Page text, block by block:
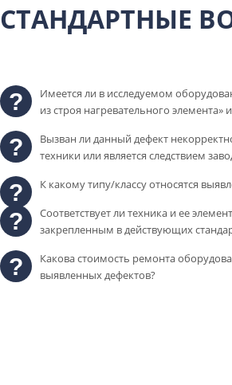
СТАНДАРТНЫЕ
Имеется ли в исследуемом
из строя нагревательного элемента»
Вызван ли данный дефект
техники или является следствием
К какому типу/классу относятся
Соответствует ли техника и ее
закрепленным в действующих
Какова стоимость ремонта
выявленных дефектов?